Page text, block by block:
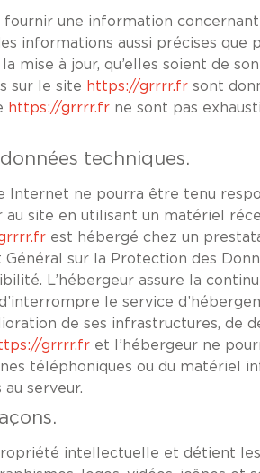
une information
informations aussi précises que
mise à jour, qu’elles soient de
sur le site https://grrrr.fr sont
https://grrrr.fr ne sont pas
techniques.
Internet ne pourra être tenu
au site en utilisant un matériel
est hébergé chez un
sur la Protection des
L’hébergeur assure la
le service
de ses infrastructures, de
grrrr.fr et l’hébergeur ne
téléphoniques ou du matériel
au serveur.
intellectuelle et détient les